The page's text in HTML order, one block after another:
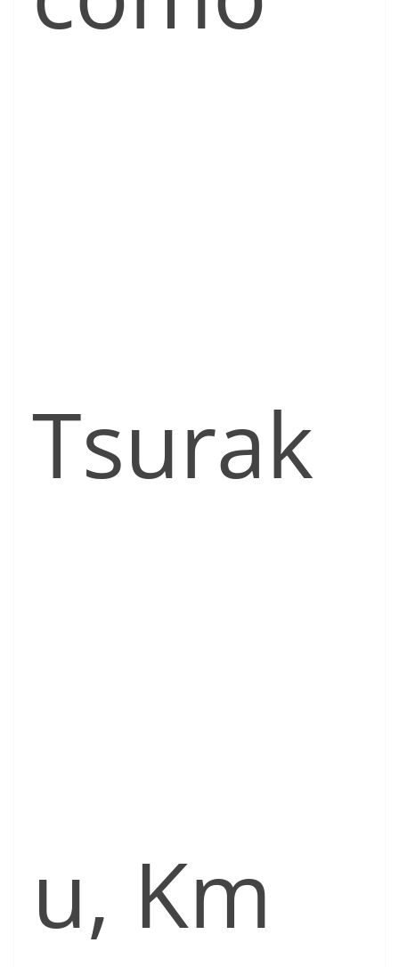
Tsurak
u, Km